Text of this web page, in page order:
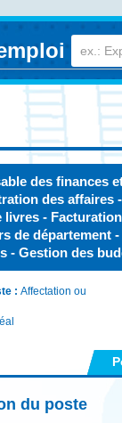
des finances
des affaires
livres -
de département
- Gestion des
: Affectation ou
du poste